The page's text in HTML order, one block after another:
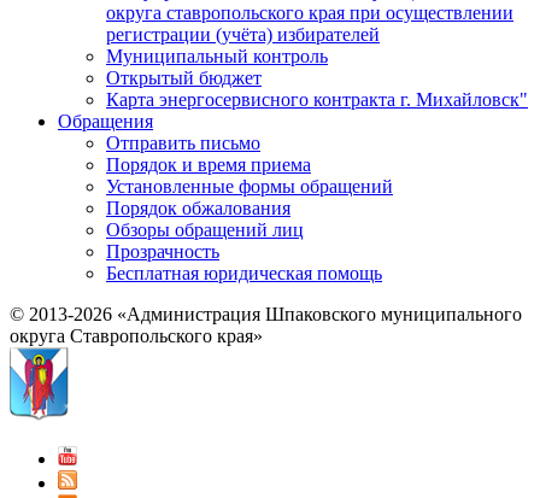
округа ставропольского края при осуществлении
регистрации (учёта) избирателей
Муниципальный контроль
Открытый бюджет
Карта энергосервисного контракта г. Михайловск"
Обращения
Отправить письмо
Порядок и время приема
Установленные формы обращений
Порядок обжалования
Обзоры обращений лиц
Прозрачность
Бесплатная юридическая помощь
© 2013-2026 «Администрация Шпаковского муниципального
округа Ставропольского края»